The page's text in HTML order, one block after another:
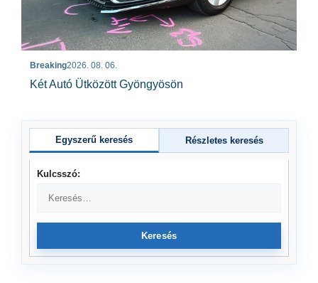
Breaking2026. 08. 06.
Két Autó Ütközött Gyöngyösön
Egyszerű keresés Részletes keresés
Kulcsszó:
Keresés